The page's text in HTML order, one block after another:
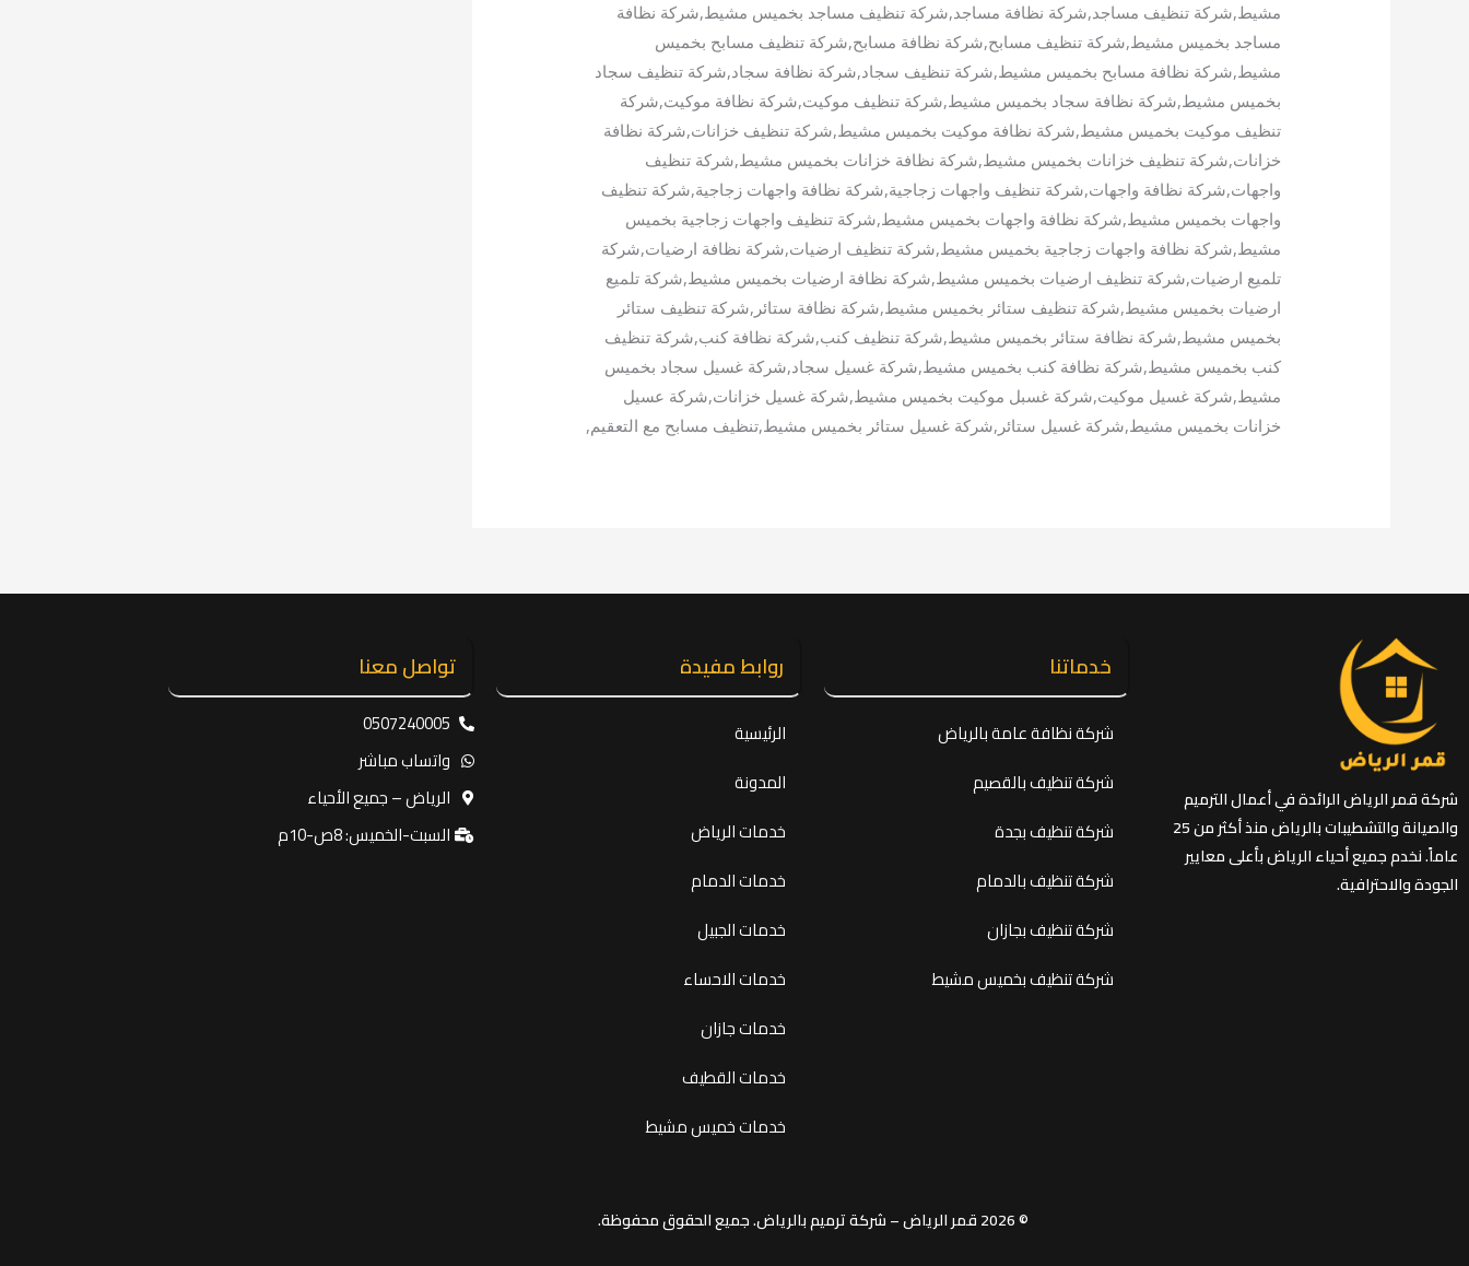
مشيط,شركة تنظيف مساجد,شركة نظافة مساجد,شركة تنظيف مساجد بخميس مشيط,شركة نظافة
مساجد بخميس مشيط,شركة تنظيف مسابح,شركة نظافة مسابح,شركة تنظيف مسابح بخميس
مشيط,شركة نظافة مسابح بخميس مشيط,شركة تنظيف سجاد,شركة نظافة سجاد,شركة تنظيف سجاد
بخميس مشيط,شركة نظافة سجاد بخميس مشيط,شركة تنظيف موكيت,شركة نظافة موكيت,شركة
تنظيف موكيت بخميس مشيط,شركة نظافة موكيت بخميس مشيط,شركة تنظيف خزانات,شركة نظافة
خزانات,شركة تنظيف خزانات بخميس مشيط,شركة نظافة خزانات بخميس مشيط,شركة تنظيف
واجهات,شركة نظافة واجهات,شركة تنظيف واجهات زجاجية,شركة نظافة واجهات زجاجية,شركة تنظيف
واجهات بخميس مشيط,شركة نظافة واجهات بخميس مشيط,شركة تنظيف واجهات زجاجية بخميس
مشيط,شركة نظافة واجهات زجاجية بخميس مشيط,شركة تنظيف ارضيات,شركة نظافة ارضيات,شركة
تلميع ارضيات,شركة تنظيف ارضيات بخميس مشيط,شركة نظافة ارضيات بخميس مشيط,شركة تلميع
ارضيات بخميس مشيط,شركة تنظيف ستائر بخميس مشيط,شركة نظافة ستائر,شركة تنظيف ستائر
بخميس مشيط,شركة نظافة ستائر بخميس مشيط,شركة تنظيف كنب,شركة نظافة كنب,شركة تنظيف
كنب بخميس مشيط,شركة نظافة كنب بخميس مشيط,شركة غسيل سجاد,شركة غسيل سجاد بخميس
مشيط,شركة غسيل موكيت,شركة غسبل موكيت بخميس مشيط,شركة غسيل خزانات,شركة عسيل
خزانات بخميس مشيط,شركة غسيل ستائر,شركة غسيل ستائر بخميس مشيط,تنظيف مسابح مع التعقيم,
شركة قمر الرياض الرائدة في أعمال الترميم
والصيانة والتشطيبات بالرياض منذ أكثر من 25
عاماً. نخدم جميع أحياء الرياض بأعلى معايير
الجودة والاحترافية.
خدماتنا
شركة نظافة عامة بالرياض
شركة تنظيف بالقصيم
شركة تنظيف بجدة
شركة تنظيف بالدمام
شركة تنظيف بجازان
شركة تنظيف بخميس مشيط
روابط مفيدة
الرئيسية
المدونة
خدمات الرياض
خدمات الدمام
خدمات الجبيل
خدمات الاحساء
خدمات جازان
خدمات القطيف
خدمات خميس مشيط
تواصل معنا
0507240005
واتساب مباشر
الرياض – جميع الأحياء
السبت-الخميس: 8ص-10م
© 2026 قمر الرياض – شركة ترميم بالرياض. جميع الحقوق محفوظة.